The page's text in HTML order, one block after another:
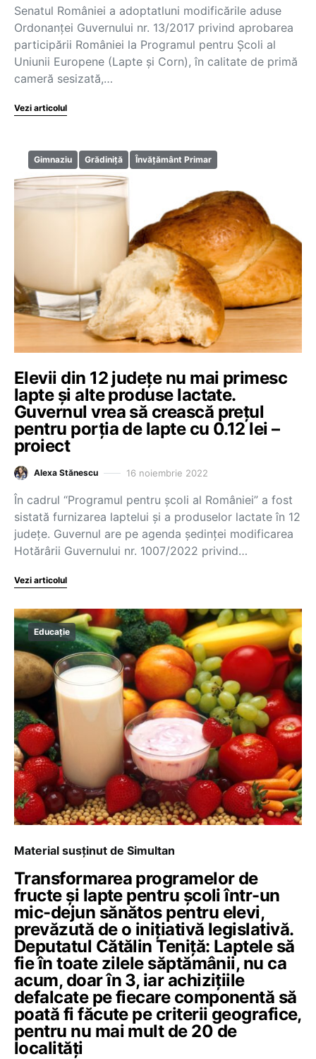
Senatul României a adoptatluni modificările aduse
Ordonanței Guvernului nr. 13/2017 privind aprobarea
participării României la Programul pentru Școli al
Uniunii Europene (Lapte și Corn), în calitate de primă
cameră sesizată,…
Vezi articolul
Gimnaziu Grădiniță Învățământ Primar
Elevii din 12 județe nu mai primesc
lapte și alte produse lactate.
Guvernul vrea să crească prețul
pentru porția de lapte cu 0.12 lei –
proiect
Alexa Stănescu 16 noiembrie 2022
În cadrul “Programul pentru școli al României” a fost
sistată furnizarea laptelui și a produselor lactate în 12
județe. Guvernul are pe agenda ședinței modificarea
Hotărârii Guvernului nr. 1007/2022 privind…
Vezi articolul
Educație
Material susținut de Simultan
Transformarea programelor de
fructe și lapte pentru școli într-un
mic-dejun sănătos pentru elevi,
prevăzută de o inițiativă legislativă.
Deputatul Cătălin Teniță: Laptele să
fie în toate zilele săptămânii, nu ca
acum, doar în 3, iar achizițiile
defalcate pe fiecare componentă să
poată fi făcute pe criterii geografice,
pentru nu mai mult de 20 de
localități